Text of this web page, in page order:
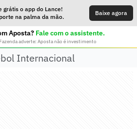
grátis o app do Lance!
na palma da mão.
Baixe agora
Aposta? Fale com o assistente.
adverte: Aposta não é investimento
Internacional